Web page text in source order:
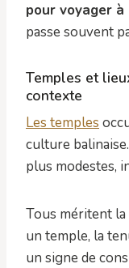
pour voyager à
passe souvent
Temples et
contexte
Les temples
culture
plus modestes,
Tous méritent la
un temple, la
un signe de